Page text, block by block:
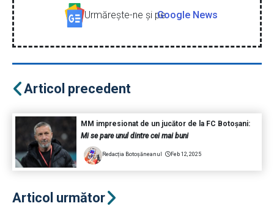
Urmăreşte-ne şi peGoogle News
Articol precedent
MM impresionat de un jucător de la FC Botoșani:
Mi se pare unul dintre cei mai buni
Redacția Botoșăneanul Feb 12, 2025
Articol următor